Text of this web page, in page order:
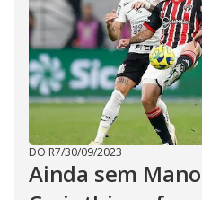
DO R7/30/09/2023
Ainda sem